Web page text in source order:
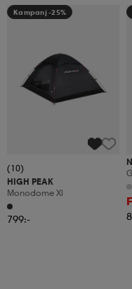
Kampanj -25%
(10)
HIGH PEAK
Monodome Xl
799:-